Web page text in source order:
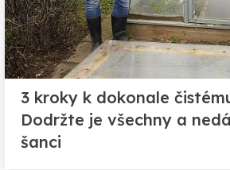
3 kroky k dokonale
Dodržte je všechny a
šanci